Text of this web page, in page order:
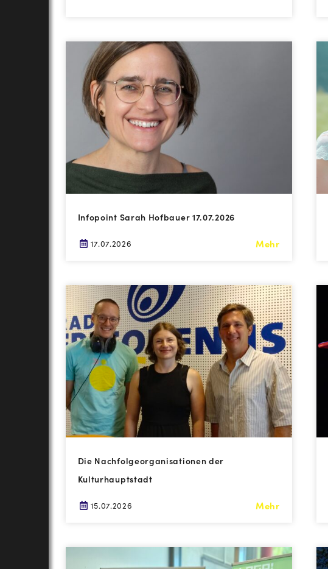
Infopoint Sarah Hofbauer 17.07.2026
17.07.2026 Mehr
Die Nachfolgeorganisationen der
Kulturhauptstadt
15.07.2026 Mehr